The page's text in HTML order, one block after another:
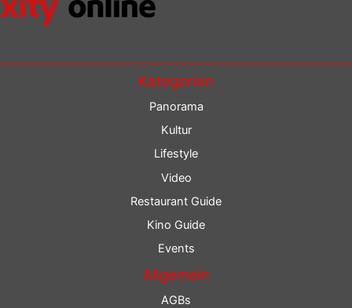
Kategorien
Panorama
Kultur
Lifestyle
Video
Restaurant Guide
Kino Guide
Events
Allgemein
AGBs